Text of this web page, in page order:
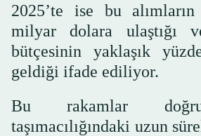
2025’te ise bu
milyar dolara ulaştığı
bütçesinin yaklaşık
geldiği ifade ediliyor.
Bu rakamlar
taşımacılığındaki uzun